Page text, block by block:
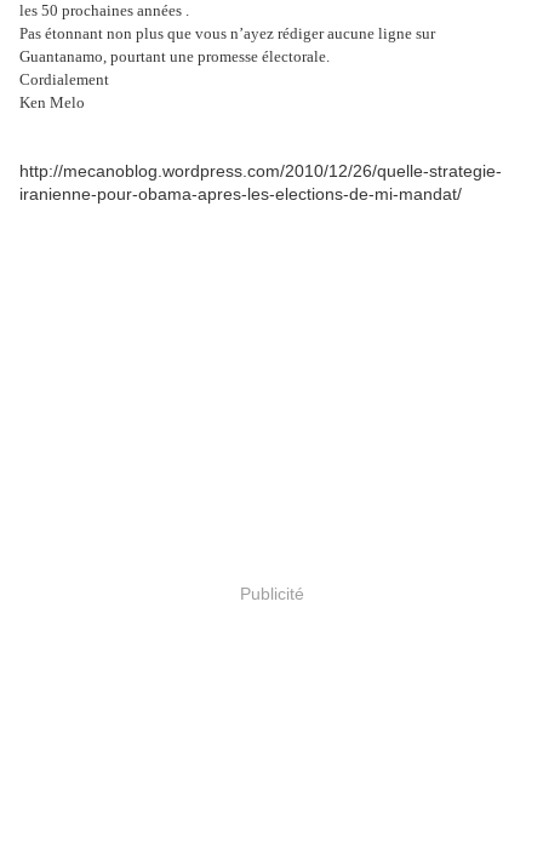
les 50 prochaines années .
Pas étonnant non plus que vous n’ayez rédiger aucune ligne sur
Guantanamo, pourtant une promesse électorale.
Cordialement
Ken Melo
http://mecanoblog.wordpress.com/2010/12/26/quelle-strategie-
iranienne-pour-obama-apres-les-elections-de-mi-mandat/
Publicité